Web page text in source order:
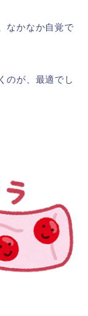
なかなか自覚で
のが、最適でし